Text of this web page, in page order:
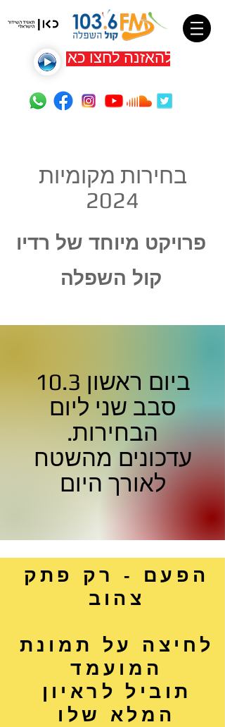
להאזנה לחצו כאן
בחירות מקומיות
2024
פרויקט מיוחד של רדיו
קול השפלה
ביום ראשון 10.3
סבב שני ליום
הבחירות.
עדכונים מהשטח
לאורך היום
הפעם - רק פתק
צהוב
לחיצה על תמונת
המועמד
תוביל לראיון
המלא שלו